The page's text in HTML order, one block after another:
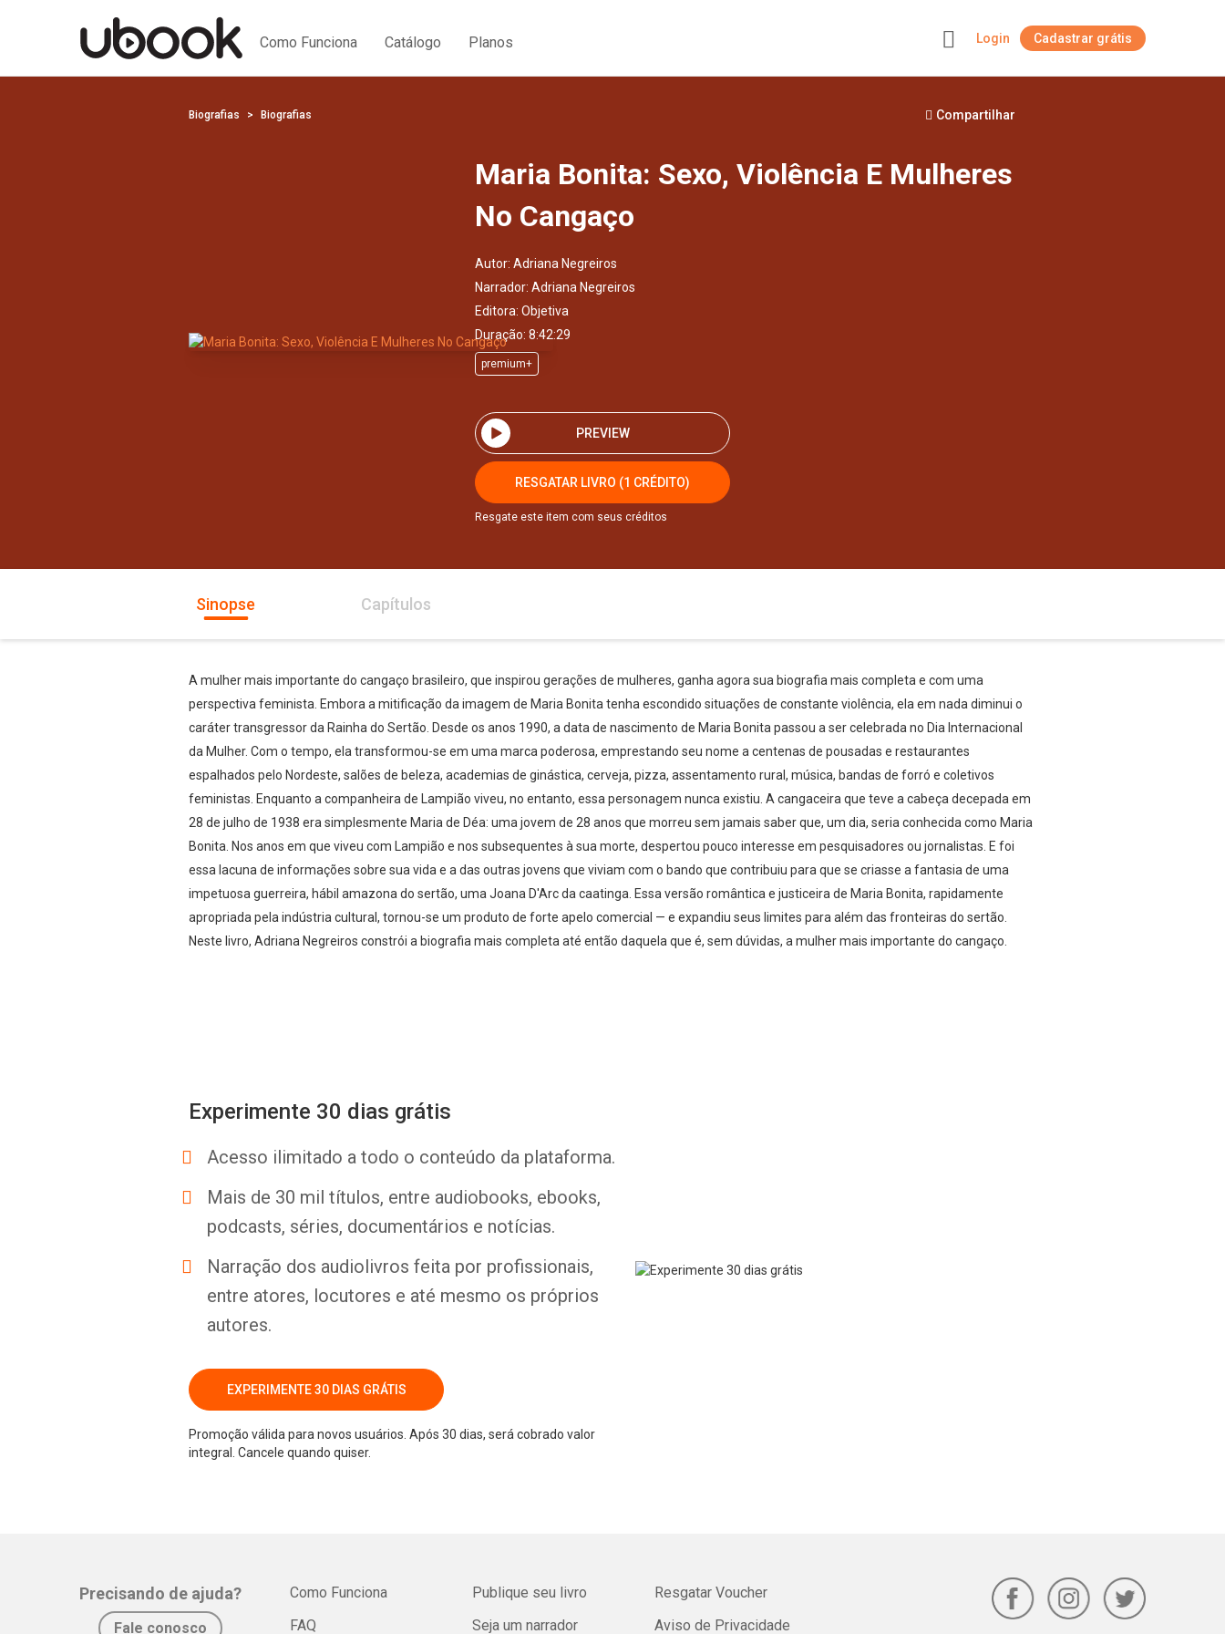
Como Funciona Catálogo Planos Login Cadastrar grátis
Biografias Biografias Compartilhar
Maria Bonita: Sexo, Violência E Mulheres
No Cangaço
Autor: Adriana Negreiros
Narrador: Adriana Negreiros
Editora: Objetiva
Duração: 8:42:29
premium+
PREVIEW
RESGATAR LIVRO (1 CRÉDITO)
Resgate este item com seus créditos
Sinopse Capítulos
A mulher mais importante do cangaço brasileiro, que inspirou gerações de mulheres, ganha agora sua biografia mais completa e com uma
perspectiva feminista. Embora a mitificação da imagem de Maria Bonita tenha escondido situações de constante violência, ela em nada diminui o
caráter transgressor da Rainha do Sertão. Desde os anos 1990, a data de nascimento de Maria Bonita passou a ser celebrada no Dia Internacional
da Mulher. Com o tempo, ela transformou-se em uma marca poderosa, emprestando seu nome a centenas de pousadas e restaurantes
espalhados pelo Nordeste, salões de beleza, academias de ginástica, cerveja, pizza, assentamento rural, música, bandas de forró e coletivos
feministas. Enquanto a companheira de Lampião viveu, no entanto, essa personagem nunca existiu. A cangaceira que teve a cabeça decepada em
28 de julho de 1938 era simplesmente Maria de Déa: uma jovem de 28 anos que morreu sem jamais saber que, um dia, seria conhecida como Maria
Bonita. Nos anos em que viveu com Lampião e nos subsequentes à sua morte, despertou pouco interesse em pesquisadores ou jornalistas. E foi
essa lacuna de informações sobre sua vida e a das outras jovens que viviam com o bando que contribuiu para que se criasse a fantasia de uma
impetuosa guerreira, hábil amazona do sertão, uma Joana D'Arc da caatinga. Essa versão romântica e justiceira de Maria Bonita, rapidamente
apropriada pela indústria cultural, tornou-se um produto de forte apelo comercial — e expandiu seus limites para além das fronteiras do sertão.
Neste livro, Adriana Negreiros constrói a biografia mais completa até então daquela que é, sem dúvidas, a mulher mais importante do cangaço.
Experimente 30 dias grátis
Acesso ilimitado a todo o conteúdo da plataforma.
Mais de 30 mil títulos, entre audiobooks, ebooks,
podcasts, séries, documentários e notícias.
Narração dos audiolivros feita por profissionais,
entre atores, locutores e até mesmo os próprios
autores.
EXPERIMENTE 30 DIAS GRÁTIS
Promoção válida para novos usuários. Após 30 dias, será cobrado valor
integral. Cancele quando quiser.
Precisando de ajuda?
Fale conosco
Como Funciona
FAQ
Publique seu livro
Seja um narrador
Resgatar Voucher
Aviso de Privacidade